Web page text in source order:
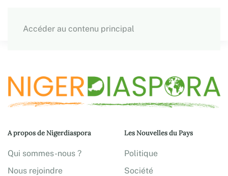
Accéder au contenu principal
A propos de Nigerdiaspora
Qui sommes-nous ?
Nous rejoindre
Les Nouvelles du Pays
Politique
Société